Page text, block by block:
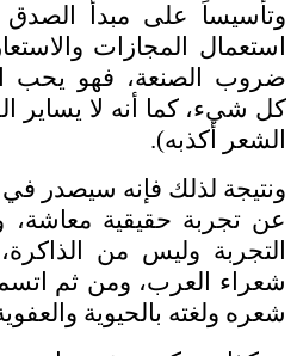
وتأسيساً على مبدأ الصدق
استعمال المجازات
ضروب الصنعة، فهو يحب
كل شيء، كما أنه لا يساير
الشعر أكذبه).
ونتيجة لذلك فإنه سيصدر
عن تجربة حقيقية معاشة،
التجربة وليس من
شعراء العرب، ومن ثم
شعره ولغته بالحيوية